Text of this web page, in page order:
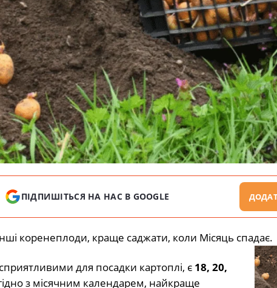
ПІДПИШІТЬСЯ НА НАС В GOOGLE
коренеплоди, краще саджати, коли Місяць спадає.
для посадки картоплі, є 18, 20,
з місячним календарем, найкраще